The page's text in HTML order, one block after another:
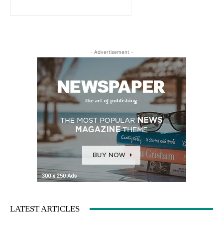
- Advertisement -
LATEST ARTICLES